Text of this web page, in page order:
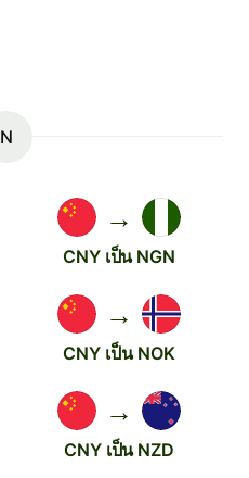
N
→
CNY เป็น NGN
→
CNY เป็น NOK
→
CNY เป็น NZD